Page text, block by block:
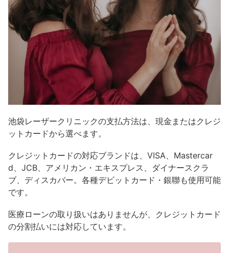
池袋レーザークリニックの支払方法は、現金またはクレジ
ットカードから選べます。
クレジットカードの対応ブランドは、VISA、Mastercar
d、JCB、アメリカン・エキスプレス、ダイナースクラ
ブ、ディスカバー。各種デビットカード・銀聯も使用可能
です。
医療ローンの取り扱いはありませんが、クレジットカード
の分割払いには対応しています。